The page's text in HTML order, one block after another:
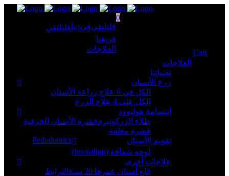
0
Cart
فلنلتقيفريقنا
العلاجات
تقنياتنا
زرع الأسنان
الكل في 6 علاج زراعة الأسنان
الكل على 4 علاج الزرع
ابتسامة هوليوود
طلاء الزركونيومقشرة الأسنان الخزفية
قشرة مغلفة
تقويم الأسنان
لوحة شفافة (Invisalign)
Pedodontics
علاجات أخرى
قلع أسنان عمرها 20 سنة
الترابط
فلنلتقي
فريقنا
العلاجات